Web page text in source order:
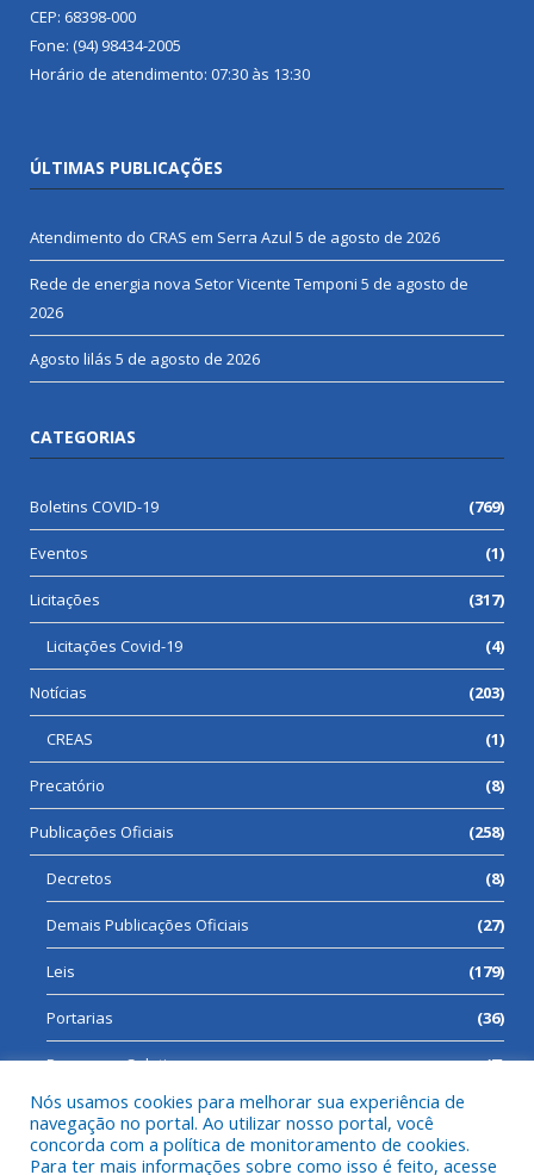
CEP: 68398-000
Fone: (94) 98434-2005
Horário de atendimento: 07:30 às 13:30
ÚLTIMAS PUBLICAÇÕES
Atendimento do CRAS em Serra Azul 5 de agosto de 2026
Rede de energia nova Setor Vicente Temponi 5 de agosto de
2026
Agosto lilás 5 de agosto de 2026
CATEGORIAS
Boletins COVID-19 (769)
Eventos (1)
Licitações (317)
Licitações Covid-19 (4)
Notícias (203)
CREAS (1)
Precatório (8)
Publicações Oficiais (258)
Decretos (8)
Demais Publicações Oficiais (27)
Leis (179)
Portarias (36)
Processos Seletivos (7)
Nós usamos cookies para melhorar sua experiência de
navegação no portal. Ao utilizar nosso portal, você
concorda com a política de monitoramento de cookies.
Para ter mais informações sobre como isso é feito, acesse